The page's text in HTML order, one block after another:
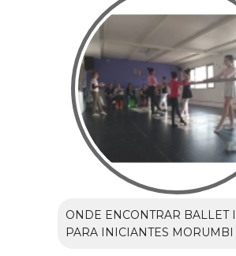
ONDE ENCONTRAR BALLET
PARA INICIANTES MORUMBI